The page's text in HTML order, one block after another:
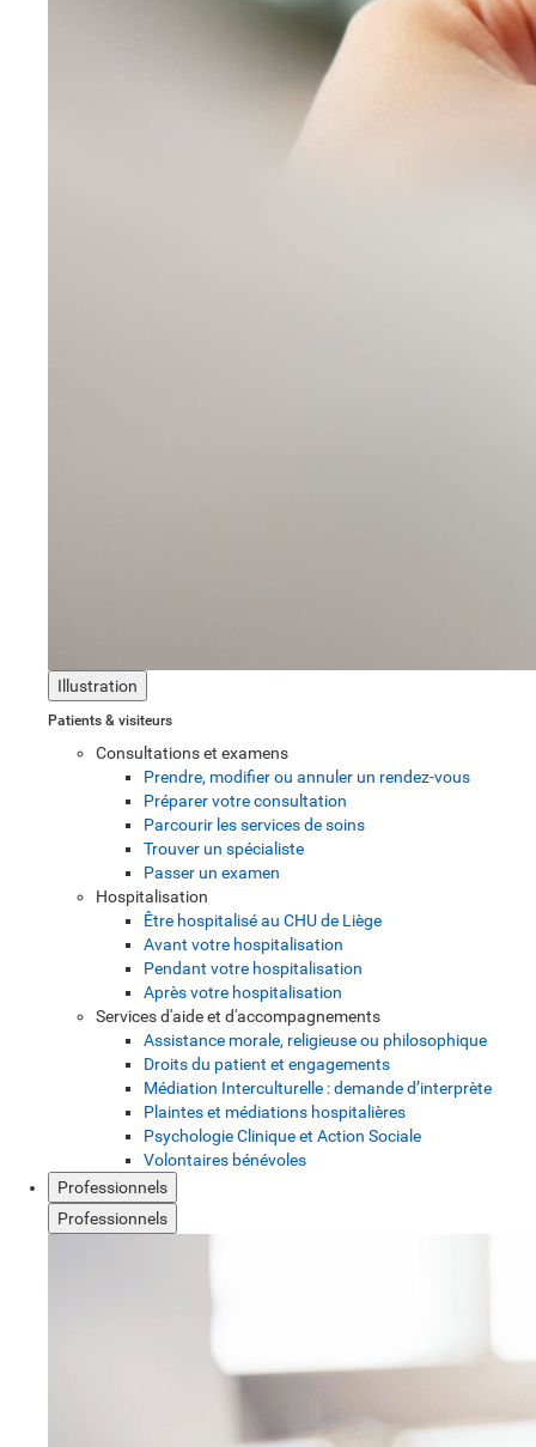
Illustration
Patients & visiteurs
Consultations et examens
Prendre, modifier ou annuler un rendez-vous
Préparer votre consultation
Parcourir les services de soins
Trouver un spécialiste
Passer un examen
Hospitalisation
Être hospitalisé au CHU de Liège
Avant votre hospitalisation
Pendant votre hospitalisation
Après votre hospitalisation
Services d'aide et d'accompagnements
Assistance morale, religieuse ou philosophique
Droits du patient et engagements
Médiation Interculturelle : demande d’interprète
Plaintes et médiations hospitalières
Psychologie Clinique et Action Sociale
Volontaires bénévoles
Professionnels
Professionnels